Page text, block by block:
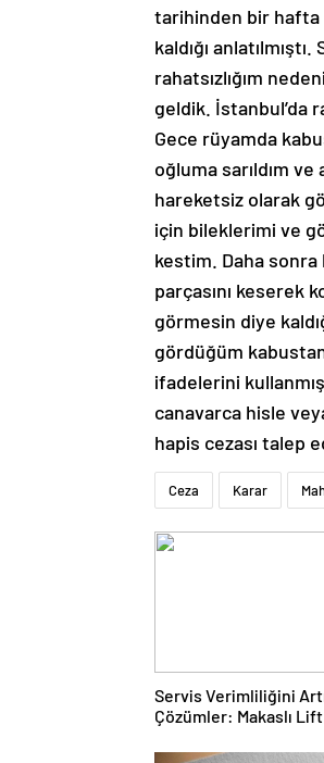
tarihinden bir hafta
kaldığı
rahatsızlığım
geldik. İstanbul’da
Gece rüyamda
oğluma sarıldım
hareketsiz olarak
için bileklerimi ve
kestim. Daha
parçasını keserek
görmesin diye
gördüğüm
ifadelerini
canavarca hisle
hapis cezası talep
Ceza Karar
Servis Verimliliğini
Çözümler: Makaslı Lift